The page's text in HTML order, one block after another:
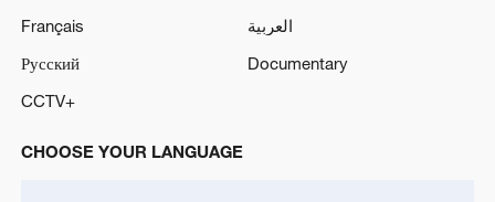
Français
العربية
Русский
Documentary
CCTV+
CHOOSE YOUR LANGUAGE